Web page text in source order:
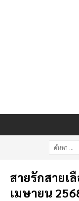
สายรักสายเ
เมษายน